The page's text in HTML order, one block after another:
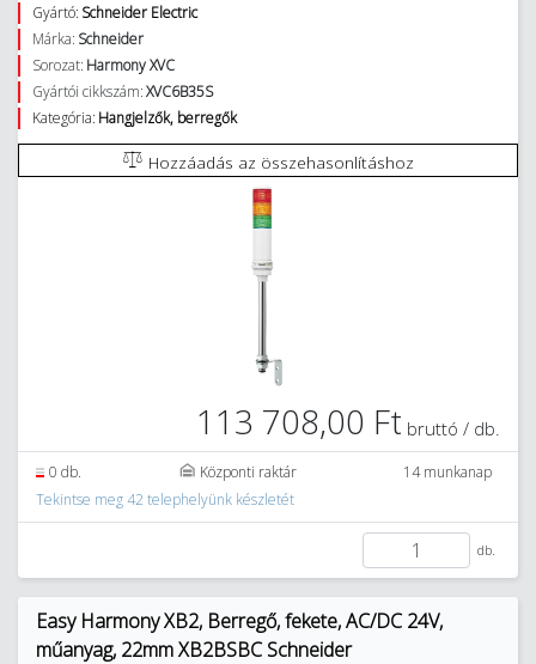
Gyártó: Schneider Electric
Márka: Schneider
Sorozat: Harmony XVC
Gyártói cikkszám:XVC6B35S
Kategória: Hangjelzők, berregők
Hozzáadás az összehasonlításhoz
113 708,00 Ft bruttó / db.
0 db. Központi raktár
14 munkanap
Tekintse meg 42 telephelyünk készletét
db.
Easy Harmony XB2, Berregő, fekete, AC/DC 24V,
műanyag, 22mm XB2BSBC Schneider